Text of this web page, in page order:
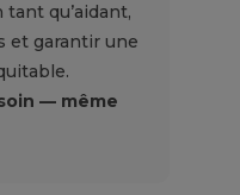
qu’aidant,
et garantir une
— même